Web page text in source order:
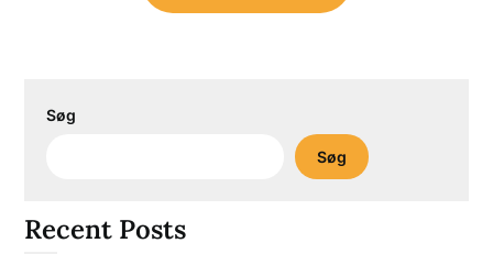
Søg
Søg
Recent Posts